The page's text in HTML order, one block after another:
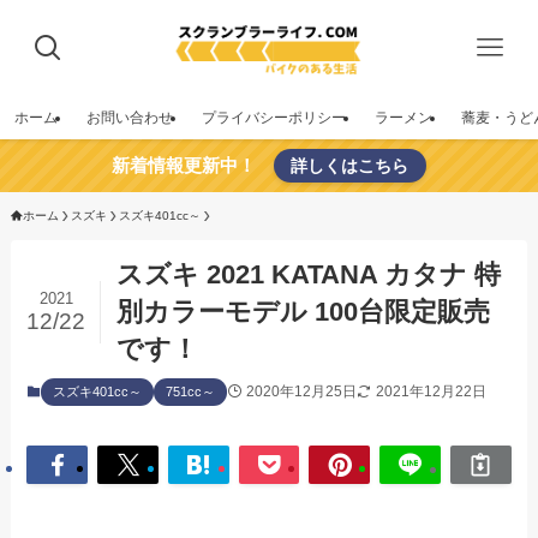
ホーム お問い合わせ プライバシーポリシー ラーメン 蕎麦・うど
新着情報更新中！ 詳しくはこちら
ホーム スズキ スズキ401cc～
スズキ 2021 KATANA カタナ 特
別カラーモデル 100台限定販売
です！
2021
12/22
スズキ401cc～ 751cc～ 2020年12月25日 2021年12月22日